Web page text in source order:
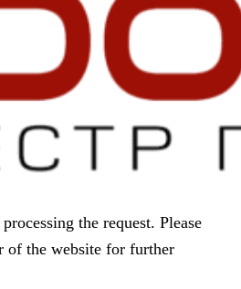
the request. Please
of the website for further